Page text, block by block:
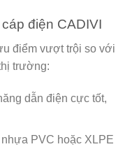
điện CADIVI
điểm vượt trội so với
trường:
dẫn điện cực tốt,
PVC hoặc XLPE